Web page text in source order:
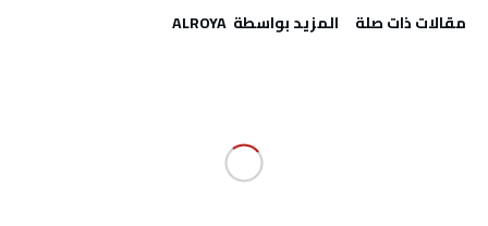
‫مقالات ذات صلة‬ ‫‫المزيد بواسطة‬ ‬ ALROYA